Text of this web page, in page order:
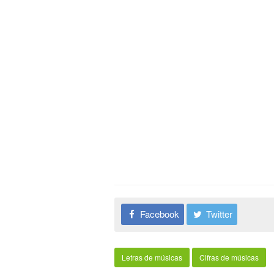
Facebook Twitter
Letras de músicas Cifras de músicas